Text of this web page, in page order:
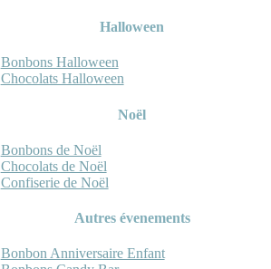
Halloween
Bonbons Halloween
Chocolats Halloween
Noël
Bonbons de Noël
Chocolats de Noël
Confiserie de Noël
Autres évenements
Bonbon Anniversaire Enfant